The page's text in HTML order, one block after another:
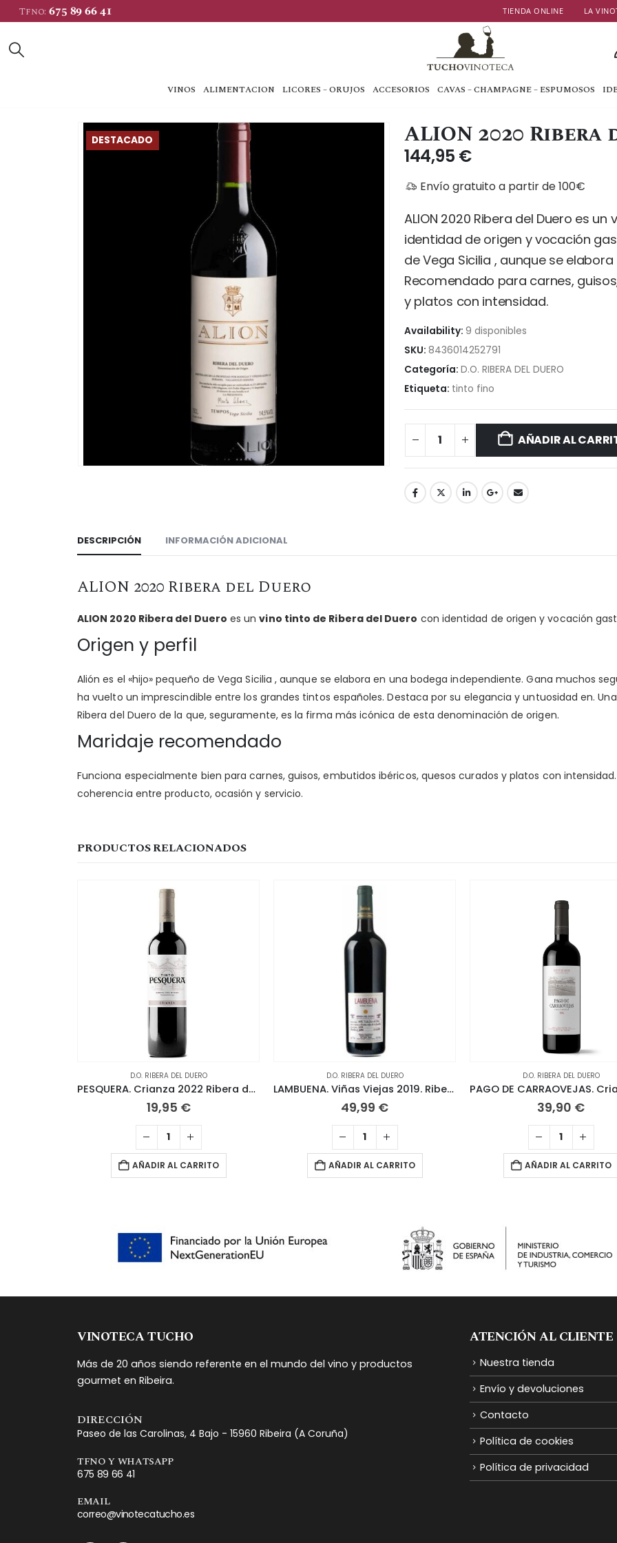
Tfno:675 89 66 41 TIENDA ONLINE LA
VINOS ALIMENTACION LICORES – ORUJOS ACCESORIOS CAVAS – CHAMPAGNE – ESPUMOSOS
DESTACADO ALION 2020
144,95 €
Envío gratuito a partir de 100€
ALION 2020 Ribera del Duero es
identidad de origen y vocación
de Vega Sicilia , aunque se
Recomendado para carnes,
y platos con intensidad.
Availability: 9 disponibles
SKU: 8436014252791
Categoría: D.O. RIBERA DEL DUERO
Etiqueta: tinto fino
AÑADIR AL
DESCRIPCIÓN INFORMACIÓN ADICIONAL
ALION 2020 Ribera del Duero
ALION 2020 Ribera del Duero es unvino tinto de Ribera del Duero con identidad de origen y vocación
Origen y perfil
Alión es el «hijo» pequeño de Vega Sicilia , aunque se elabora en una bodega independiente. Gana muchos
ha vuelto un imprescindible entre los grandes tintos españoles. Destaca por su elegancia y untuosidad en.
Ribera del Duero de la que, seguramente, es la firma más icónica de esta denominación de origen.
Maridaje recomendado
Funciona especialmente bien para carnes, guisos, embutidos ibéricos, quesos curados y platos con
coherencia entre producto, ocasión y servicio.
PRODUCTOS RELACIONADOS
D.O. RIBERA DEL DUERO
PESQUERA. Crianza 2022 Ribera del Duero
19,95 €
AÑADIR AL CARRITO
D.O. RIBERA DEL DUERO
LAMBUENA. Viñas Viejas 2019. Ribera del Duero
49,99 €
AÑADIR AL CARRITO
D.O. RIBERA DEL DUERO
39,90 €
AÑADIR AL CARRITO
VINOTECA TUCHO
Más de 20 años siendo referente en el mundo del vino y productos
gourmet en Ribeira.
DIRECCIÓN
Paseo de las Carolinas, 4 Bajo - 15960 Ribeira (A Coruña)
TFNO Y WHATSAPP
675 89 66 41
EMAIL
correo@vinotecatucho.es
ATENCIÓN AL CLIENTE
Nuestra tienda
Envío y devoluciones
Contacto
Política de cookies
Política de privacidad